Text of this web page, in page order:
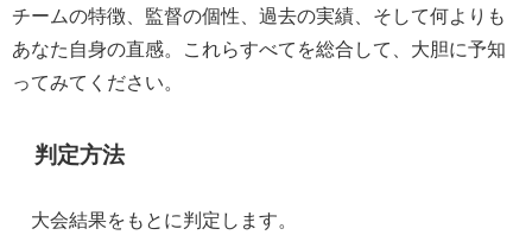
チームの特徴、監督の個性、過去の実績、そして何よりも
あなた自身の直感。これらすべてを総合して、大胆に予知
ってみてください。
判定方法
大会結果をもとに判定します。